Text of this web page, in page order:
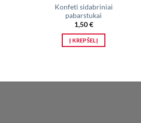
Konfeti sidabriniai
pabarstukai
1,50€
Į KREPŠELĮ